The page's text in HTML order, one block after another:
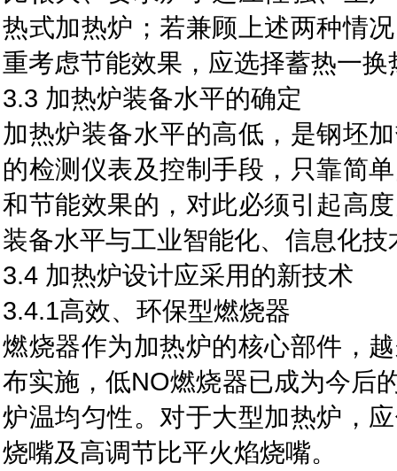
热式加热炉；若兼顾上述两种情
重考虑节能效果，应选择蓄热一
3.3 加热炉装备水平的确定
加热炉装备水平的高低，是钢坯
的检测仪表及控制手段，只靠简
和节能效果的，对此必须引起高
装备水平与工业智能化、信息化技
3.4 加热炉设计应采用的新技术
3.4.1高效、环保型燃烧器
燃烧器作为加热炉的核心部件，
布实施，低NO燃烧器已成为今后
炉温均匀性。对于大型加热炉，
烧嘴及高调节比平火焰烧嘴。